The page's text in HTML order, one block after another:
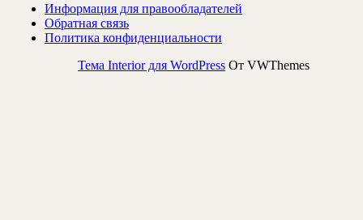
Информация для правообладателей
Обратная связь
Политика конфиденциальности
Тема Interior для WordPress От VWThemes